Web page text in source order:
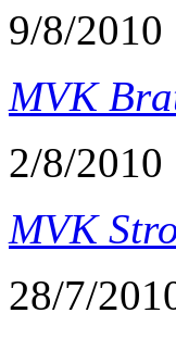
9/8/2010
MVK
2/8/2010
MVK
28/7/